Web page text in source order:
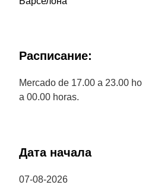
Расписание:
Mercado de 17.00 a 23.00
a 00.00 horas.
Дата начала
07-08-2026